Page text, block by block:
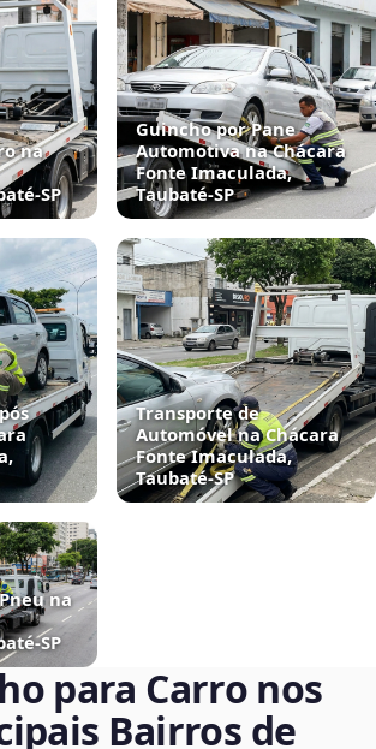
na
Guincho por Pane
Automotiva na Chácara
Fonte Imaculada,
Taubaté‑SP
Transporte de
Automóvel na Chácara
Fonte Imaculada,
Taubaté‑SP
na
para Carro nos
Bairros de